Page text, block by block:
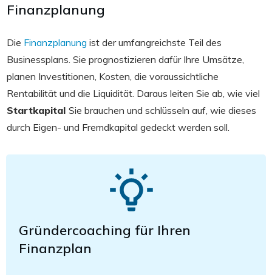
Finanzplanung
Die Finanzplanung ist der umfangreichste Teil des
Businessplans. Sie prognostizieren dafür Ihre Umsätze,
planen Investitionen, Kosten, die voraussichtliche
Rentabilität und die Liquidität. Daraus leiten Sie ab, wie viel
Startkapital Sie brauchen und schlüsseln auf, wie dieses
durch Eigen- und Fremdkapital gedeckt werden soll.
Gründercoaching für Ihren
Finanzplan